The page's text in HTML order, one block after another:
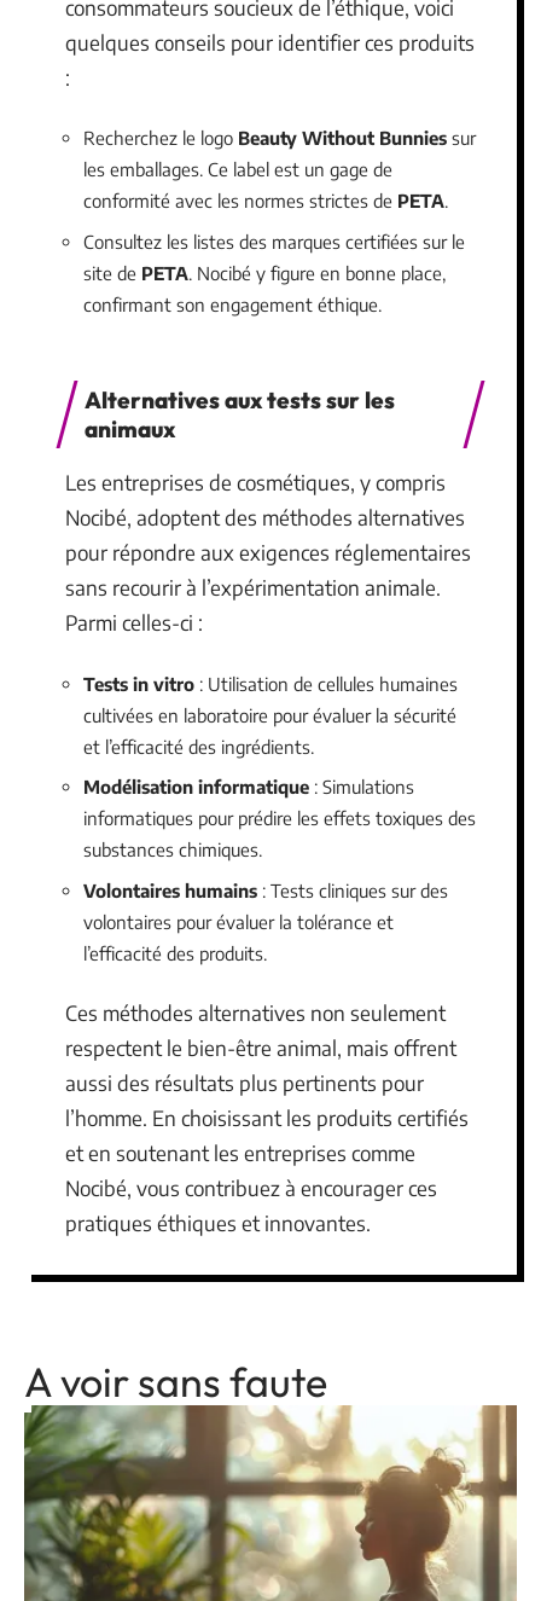
consommateurs soucieux de l’éthique, voici
quelques conseils pour identifier ces produits
:
Recherchez le logo Beauty Without Bunnies sur
les emballages. Ce label est un gage de
conformité avec les normes strictes de PETA.
Consultez les listes des marques certifiées sur le
site de PETA . Nocibé y figure en bonne place,
confirmant son engagement éthique.
Alternatives aux tests sur les
animaux
Les entreprises de cosmétiques, y compris
Nocibé, adoptent des méthodes alternatives
pour répondre aux exigences réglementaires
sans recourir à l’expérimentation animale.
Parmi celles-ci :
Tests in vitro : Utilisation de cellules humaines
cultivées en laboratoire pour évaluer la sécurité
et l’efficacité des ingrédients.
Modélisation informatique : Simulations
informatiques pour prédire les effets toxiques des
substances chimiques.
Volontaires humains : Tests cliniques sur des
volontaires pour évaluer la tolérance et
l’efficacité des produits.
Ces méthodes alternatives non seulement
respectent le bien-être animal, mais offrent
aussi des résultats plus pertinents pour
l’homme. En choisissant les produits certifiés
et en soutenant les entreprises comme
Nocibé, vous contribuez à encourager ces
pratiques éthiques et innovantes.
A voir sans faute